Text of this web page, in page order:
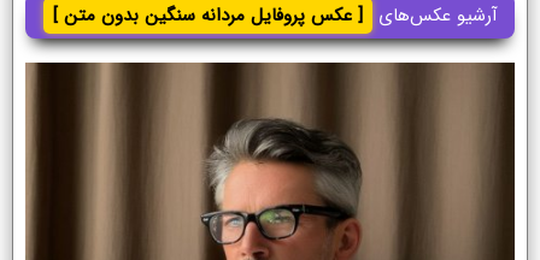
آرشیو عکس‌های [ عکس پروفایل مردانه سنگین بدون متن ]